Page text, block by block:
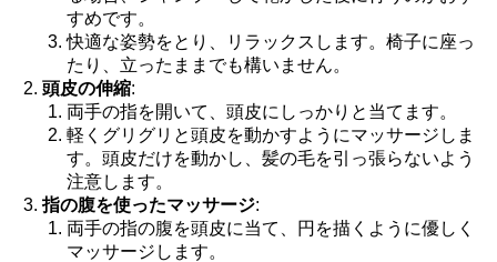
すめです。
快適な姿勢をとり、リラックスします。椅子に座っ
たり、立ったままでも構いません。
頭皮の伸縮:
両手の指を開いて、頭皮にしっかりと当てます。
軽くグリグリと頭皮を動かすようにマッサージしま
す。頭皮だけを動かし、髪の毛を引っ張らないよう
注意します。
指の腹を使ったマッサージ:
両手の指の腹を頭皮に当て、円を描くように優しく
マッサージします。